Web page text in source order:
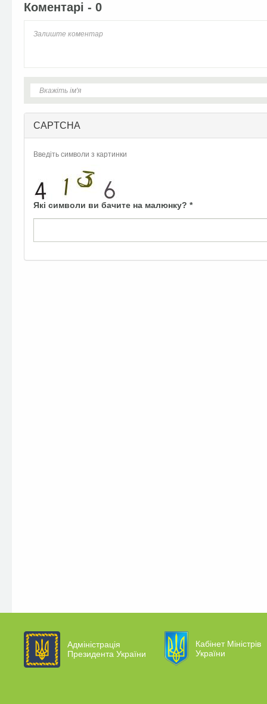
Коментарі - 0
CAPTCHA
Введіть символи з картинки
Які символи ви бачите на малюнку? *
Адміністрація
Президента України
Кабінет Міністрів
України